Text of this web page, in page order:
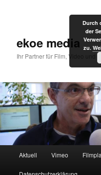
ekoe media
Ihr Partner für Film, Video und
Aktuell Vimeo
Durch
der
zu.